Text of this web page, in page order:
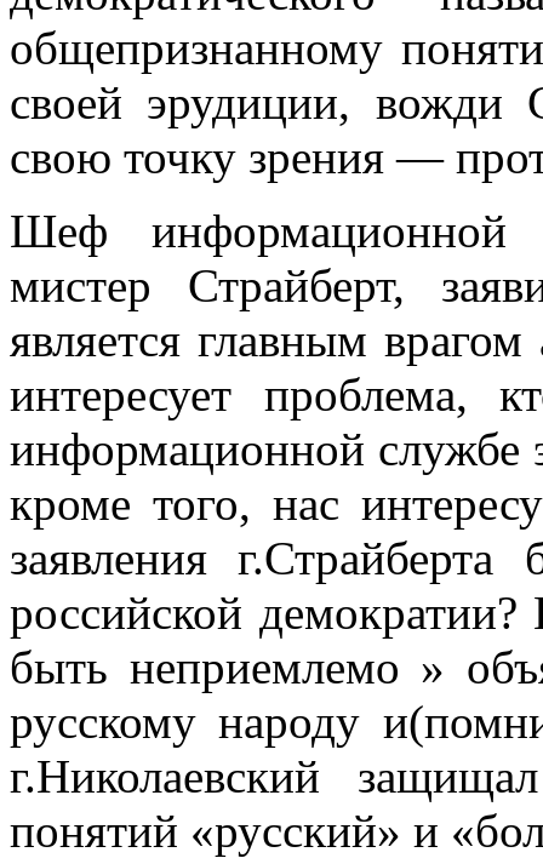
общепризнанному
своей эрудиции, вожди
свою точку зре­ния —
Шеф
мистер Страйберт,
является главным
интересует проблема,
информацион­ной службе
кроме того, нас
заявления
российской
быть неприемлемо »
русскому народу
г.Николаевский
поня­тий «русский» и